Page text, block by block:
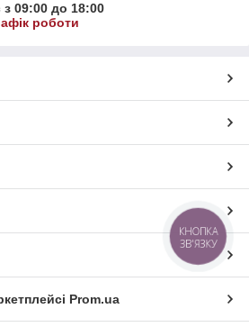
09:00 до 18:00
роботи
Prom.ua
КНОПКА
ЗВ'ЯЗКУ